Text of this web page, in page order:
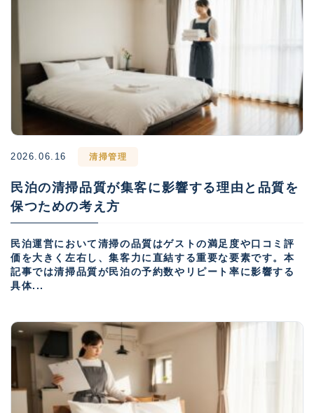
2026.06.16 清掃管理
民泊の清掃品質が集客に影響する理由と品質を
保つための考え方
民泊運営において清掃の品質はゲストの満足度や口コミ評
価を大きく左右し、集客力に直結する重要な要素です。本
記事では清掃品質が民泊の予約数やリピート率に影響する
具体...